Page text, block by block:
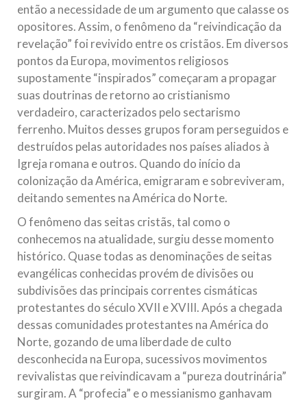
então a necessidade de um argumento que calasse os
opositores. Assim, o fenômeno da “reivindicação da
revelação” foi revivido entre os cristãos. Em diversos
pontos da Europa, movimentos religiosos
supostamente “inspirados” começaram a propagar
suas doutrinas de retorno ao cristianismo
verdadeiro, caracterizados pelo sectarismo
ferrenho. Muitos desses grupos foram perseguidos e
destruídos pelas autoridades nos países aliados à
Igreja romana e outros. Quando do início da
colonização da América, emigraram e sobreviveram,
deitando sementes na América do Norte.
O fenômeno das seitas cristãs, tal como o
conhecemos na atualidade, surgiu desse momento
histórico. Quase todas as denominações de seitas
evangélicas conhecidas provém de divisões ou
subdivisões das principais correntes cismáticas
protestantes do século XVII e XVIII. Após a chegada
dessas comunidades protestantes na América do
Norte, gozando de uma liberdade de culto
desconhecida na Europa, sucessivos movimentos
revivalistas que reivindicavam a “pureza doutrinária”
surgiram. A “profecia” e o messianismo ganhavam